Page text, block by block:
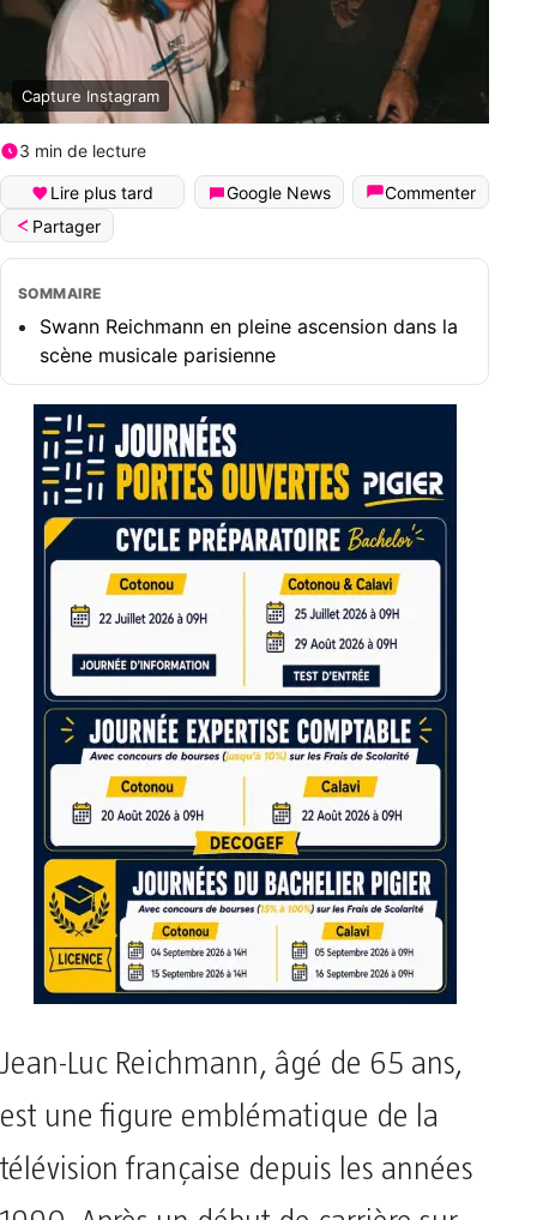
Capture Instagram
3 min de lecture
Lire plus tard Google News
Commenter
Partager
SOMMAIRE
Swann Reichmann en pleine ascension dans la
scène musicale parisienne
Jean-Luc Reichmann, âgé de 65 ans,
est une figure emblématique de la
télévision française depuis les années